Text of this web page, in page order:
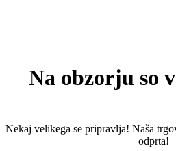
Na obzorju so
Nekaj ​​velikega se pripravlja! Naša
odprta!